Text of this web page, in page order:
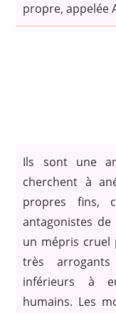
propre, appelée
Ils sont une
cherchent à
propres fins,
antagonistes
un mépris cruel
très
inférieurs à
humains. Les